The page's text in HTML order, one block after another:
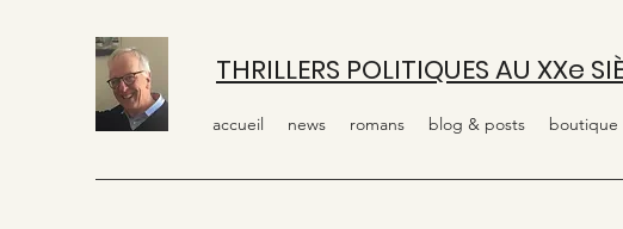
THRILLERS POLITIQUES AU XXe
accueil news romans blog & posts boutique